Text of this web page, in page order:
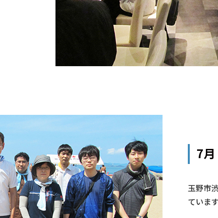
7
玉野市
ていま